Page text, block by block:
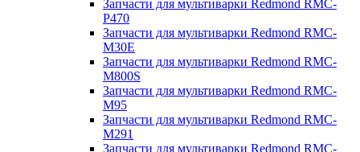
Запчасти для мультиварки Redmond RMC-
P470
Запчасти для мультиварки Redmond RMC-
M30E
Запчасти для мультиварки Redmond RMC-
M800S
Запчасти для мультиварки Redmond RMC-
M95
Запчасти для мультиварки Redmond RMC-
M291
Запчасти для мультиварки Redmond RMC-